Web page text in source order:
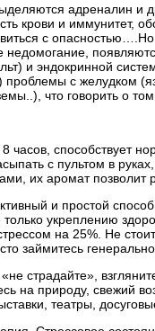
адреналин и
крови и иммунитет,
с
недомогание,
и эндокринной
с желудком
что говорить о
способствует
с пультом в
их аромат позволит
и простой
укреплению
на 25%. Не
займитесь
страдайте»,
на природу, свежий
театры,